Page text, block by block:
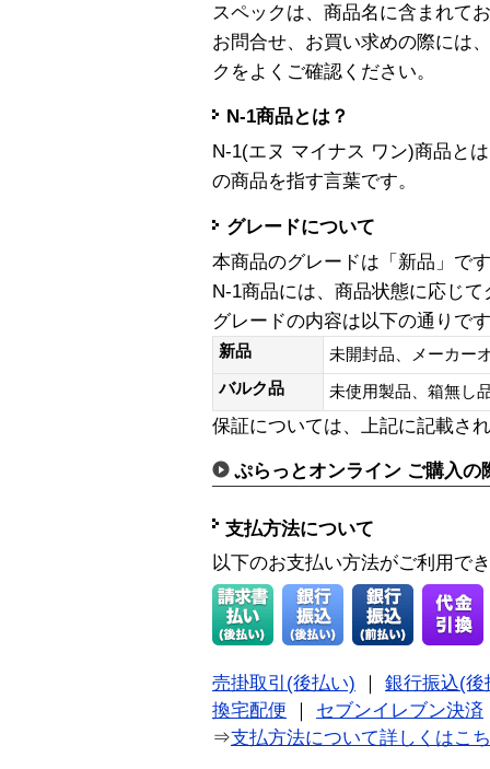
スペックは、商品名に含まれて
お問合せ、お買い求めの際には
クをよくご確認ください。
N-1商品とは？
N-1(エヌ マイナス ワン)商品と
の商品を指す言葉です。
グレードについて
本商品のグレードは「新品」です
N-1商品には、商品状態に応じ
グレードの内容は以下の通りで
新品
未開封品、メーカー
バルク品
未使用製品、箱無
保証については、上記に記載さ
ぷらっとオンライン ご購入の
支払方法について
以下のお支払い方法がご利用で
売掛取引(後払い)
銀行振込(後
換宅配便
セブンイレブン決済
⇒支払方法について詳しくはこ